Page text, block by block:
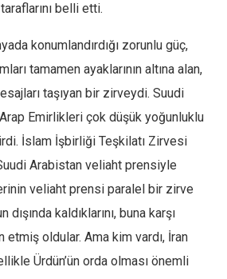
belli etti.
konumlandırdığı zorunlu güç,
tamamen ayaklarının altına alan,
taşıyan bir zirveydi. Suudi
Emirlikleri çok düşük yoğunluklu
İslam İşbirliği Teşkilatı Zirvesi
Arabistan veliaht prensiyle
veliaht prensi paralel bir zirve
kaldıklarını, buna karşı
etmiş oldular. Ama kim vardı, İran
Ürdün’ün orda olması önemli